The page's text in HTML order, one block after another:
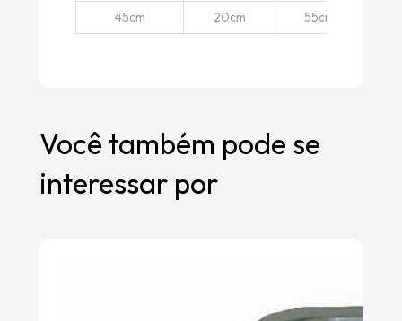
45cm
20cm 55cm
Você também pode se
interessar por